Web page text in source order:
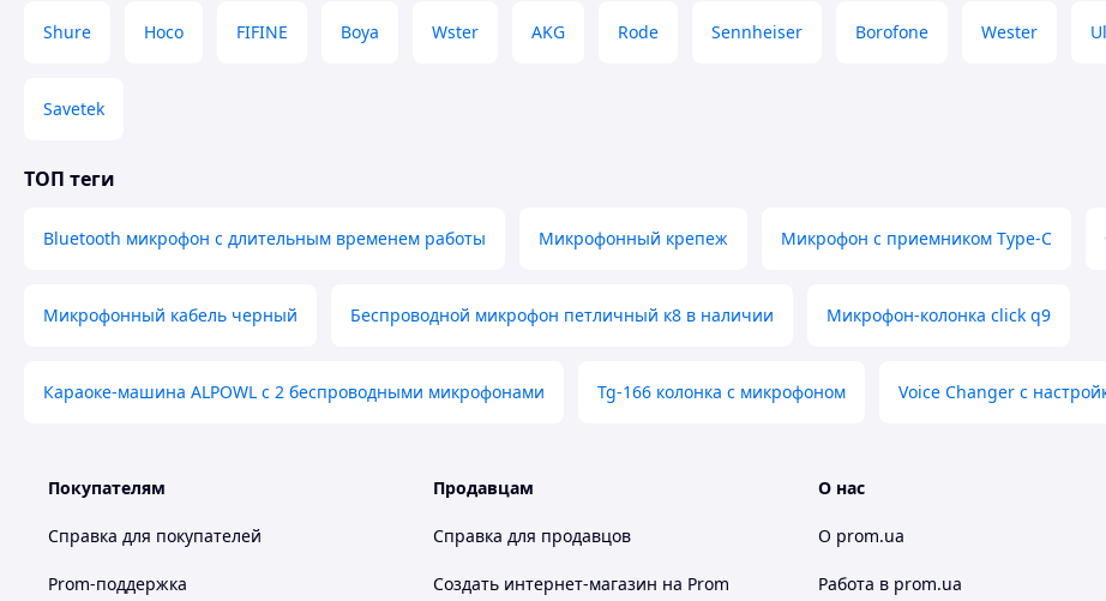
Shure Hoco FIFINE Boya Wster AKG Rode Sennheiser Borofone Wester
Savetek
ТОП теги
Bluetooth микрофон с длительным временем работы Микрофонный крепеж Микрофон с приемником Type-C
Микрофонный кабель черный Беспроводной микрофон петличный к8 в наличии Микрофон-колонка click q9
Караоке-машина ALPOWL с 2 беспроводными микрофонами Tg-166 колонка с микрофоном Voice Changer с
Покупателям
Справка для покупателей
Prom-поддержка
Продавцам
Справка для продавцов
Создать интернет-магазин на Prom
О нас
О prom.ua
Работа в prom.ua